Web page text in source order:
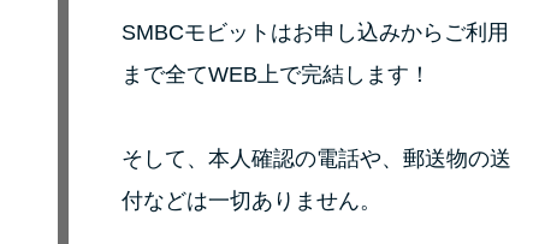
090金融（闇金）からお金を借り
申し込みブラックとは?判断の目
SMBCモビットはお申し込みからご利用
まで全てWEB上で完結します！
そして、本人確認の電話や、郵送物の送
付などは一切ありません。